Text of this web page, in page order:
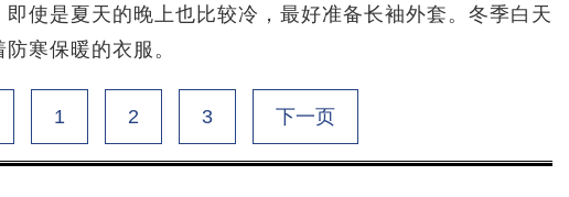
是夏天的晚上也比较冷，最好准备长袖外套。冬季白天
寒保暖的衣服。
1 2 3 下一页